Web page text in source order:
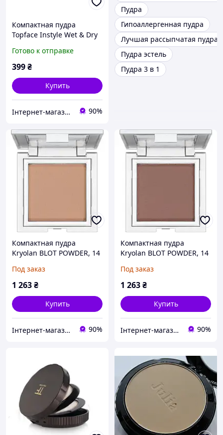
Компактная пудра
Topface Instyle Wet & Dry
Готово к отправке
399₴
Купить
Інтернет-магазин BeCreative ☆☆ 90%
Пудра
Гипоаллергенная пудра
Лучшая рассыпчатая пудра
Пудра эстель
Пудра 3 в 1
Компактная пудра
Kryolan BLOT POWDER, 14
Под заказ
1 263₴
Купить
Інтернет-магазин BeCreative ☆☆ 90%
Компактная пудра
Kryolan BLOT POWDER, 14
Под заказ
1 263₴
Купить
Інтернет-магазин BeCreative ☆☆ 90%